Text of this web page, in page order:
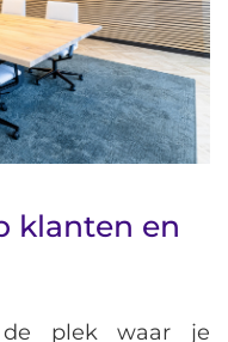
klanten en
plek waar je